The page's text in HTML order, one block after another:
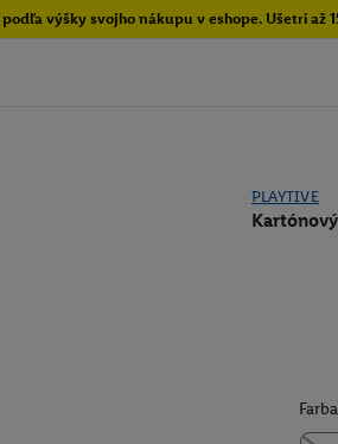
výšky svojho nákupu v eshope. Ušetri až
PLAYTIVE